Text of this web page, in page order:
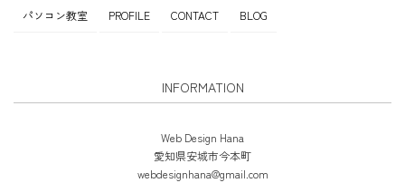
パソコン教室 PROFILE CONTACT BLOG
INFORMATION
Web Design Hana
愛知県安城市今本町
webdesignhana@gmail.com